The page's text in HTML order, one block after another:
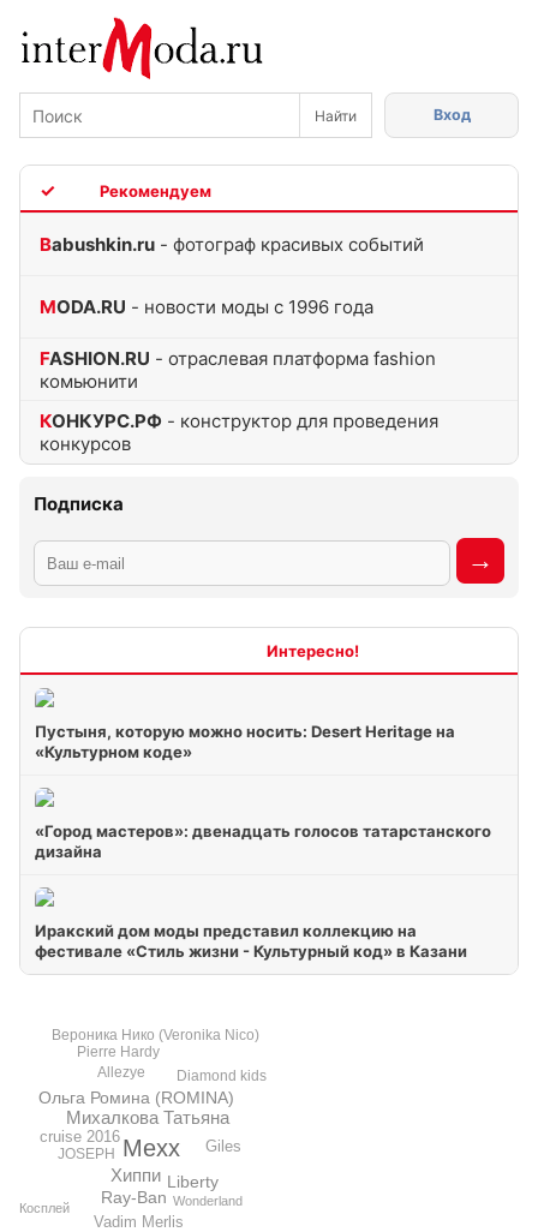
Вход
Babushkin.ru - фотограф красивых событий
MODA.RU - новости моды с 1996 года
FASHION.RU - отраслевая платформа fashion
комьюнити
КОНКУРС.РФ - конструктор для проведения
конкурсов
Подписка
Пустыня, которую можно носить: Desert Heritage на
«Культурном коде»
«Город мастеров»: двенадцать голосов татарстанского
дизайна
Иракский дом моды представил коллекцию на
фестивале «Стиль жизни - Культурный код» в Казани
Mexx
Михалкова Татьяна
Хиппи
Ray-Ban
Ольга Ромина (ROMINA)
Liberty
cruise 2016
Vadim Merlis
Giles
Allezye
JOSEPH
Pierre Hardy
Diamond kids
Вероника Нико (Veronika Nico)
Wonderland
Косплей